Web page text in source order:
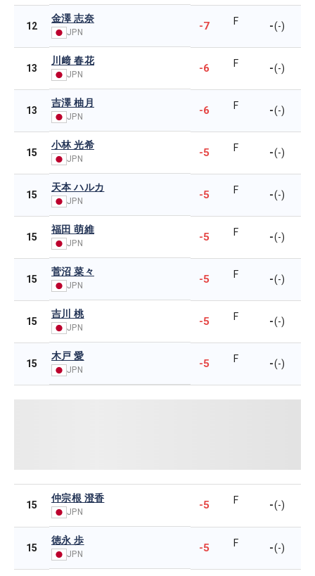
12
金澤 志奈
JPN -7 F -(-)
13
川﨑 春花
JPN -6 F -(-)
13
吉澤 柚月
JPN -6 F -(-)
15
小林 光希
JPN -5 F -(-)
15
天本 ハルカ
JPN -5 F -(-)
15
福田 萌維
JPN -5 F -(-)
15
菅沼 菜々
JPN -5 F -(-)
15
吉川 桃
JPN -5 F -(-)
15
木戸 愛
JPN -5 F -(-)
15
仲宗根 澄香
JPN
-5 F -(-)
15
徳永 歩
JPN -5 F -(-)